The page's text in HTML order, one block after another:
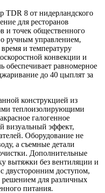
TDR 8 от нидерландского
для ресторанов
и точек общественного
ручным управлением,
и температуру
конвекции и
обеспечивает равномерное
до 40 цыплят за
конструкцией из
теплоизолирующими
галогенное
визуальный эффект,
Оборудование не
а съемные детали
Дополнительные
вытяжки без вентиляции и
двусторонним доступом,
решением для различных
питания.